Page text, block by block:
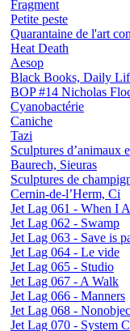
Fragment
Petite peste
Quarantaine de l'art
Heat Death
Aesop
Black Books, Daily
BOP #14 Nicholas
Cyanobactérie
Caniche
Tazi
Sculptures d’animaux
Baurech, Sieuras
Sculptures de
Cernin-de-l’Herm, Ci
Jet Lag 061 - When I
Jet Lag 062 - Swamp
Jet Lag 063 - Save is
Jet Lag 064 - Le vide
Jet Lag 065 - Studio
Jet Lag 067 - A Walk
Jet Lag 066 - Manners
Jet Lag 068 -
Jet Lag 070 - System